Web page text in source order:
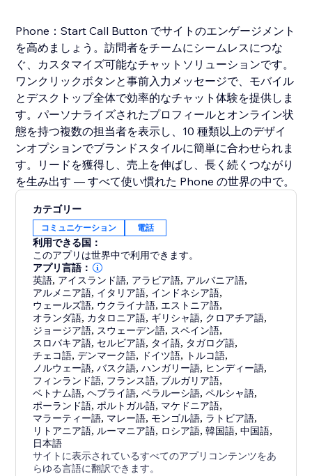
Phone：Start Call Button でサイトのエンゲージメント
を高めましょう。訪問者をチームにシームレスにつな
ぐ、カスタマイズ可能なチャットソリューションです。
ワンクリックボタンと事前入力メッセージで、モバイル
とデスクトップ全体で効率的なチャット体験を提供しま
す。パーソナライズされたプロフィールとオンライン状
態を持つ複数の担当者を表示し、10 種類以上のデザイ
ンオプションでブランドスタイルに簡単に合わせられま
す。リードを獲得し、売上を伸ばし、長く続くつながり
を生み出す — すべて使い慣れた Phone の世界の中で。
カテゴリー
コミュニケーション 電話
利用できる国：
このアプリは世界中で利用できます。
アプリ言語：
英語, アイスランド語, アラビア語, アルバニア語,
アルメニア語, イタリア語, インドネシア語,
ウェールズ語, ウクライナ語, エストニア語,
オランダ語, カタロニア語, ギリシャ語, クロアチア語,
ジョージア語, スウェーデン語, スペイン語,
スロバキア語, セルビア語, タイ語, タガログ語,
チェコ語,デンマーク語, ドイツ語, トルコ語,
ノルウェー語,バスク語,ハンガリー語, ヒンディー語,
フィンランド語, フランス語, ブルガリア語,
ベトナム語,ヘブライ語,ベラルーシ語,ペルシャ語,
ポーランド語, ポルトガル語, マケドニア語,
マラーティー語, マレー語, モンゴル語, ラトビア語,
リトアニア語, ルーマニア語, ロシア語,韓国語,中国語,
日本語
サイトに表示されているすべてのアプリコンテンツをあ
らゆる言語に翻訳できます。